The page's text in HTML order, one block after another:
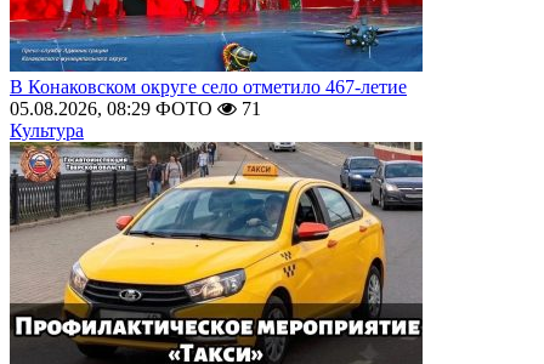
В Конаковском округе село отметило 467-летие
05.08.2026, 08:29 ФОТО
71
Культура